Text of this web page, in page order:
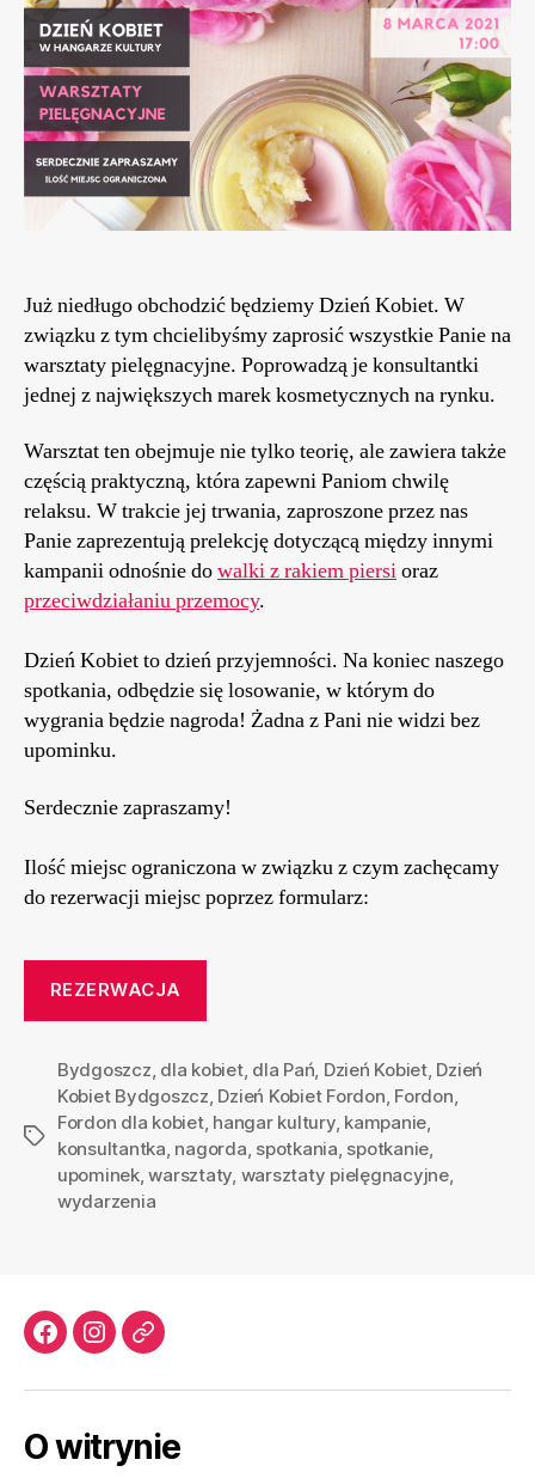
KULTURY
Już niedługo obchodzić będziemy Dzień Kobiet. W
związku z tym chcielibyśmy zaprosić wszystkie Panie na
warsztaty pielęgnacyjne. Poprowadzą je konsultantki
jednej z największych marek kosmetycznych na rynku.
Warsztat ten obejmuje nie tylko teorię, ale zawiera także
częścią praktyczną, która zapewni Paniom chwilę
relaksu. W trakcie jej trwania, zaproszone przez nas
Panie zaprezentują prelekcję dotyczącą między innymi
kampanii odnośnie dowalki z rakiem piersioraz
przeciwdziałaniu przemocy.
Dzień Kobiet to dzień przyjemności. Na koniec naszego
spotkania, odbędzie się losowanie, w którym do
wygrania będzie nagroda! Żadna z Pani nie widzi bez
upominku.
Serdecznie zapraszamy!
Ilość miejsc ograniczona w związku z czym zachęcamy
do rezerwacji miejsc poprzez formularz:
REZERWACJA
Tagi
Bydgoszcz, dla kobiet, dla Pań, Dzień Kobiet, Dzień
Kobiet Bydgoszcz, Dzień Kobiet Fordon, Fordon,
Fordon dla kobiet, hangar kultury, kampanie,
konsultantka, nagorda, spotkania, spotkanie,
upominek,warsztaty, warsztaty pielęgnacyjne,
wydarzenia
Facebook
Instagram
Email
O witrynie